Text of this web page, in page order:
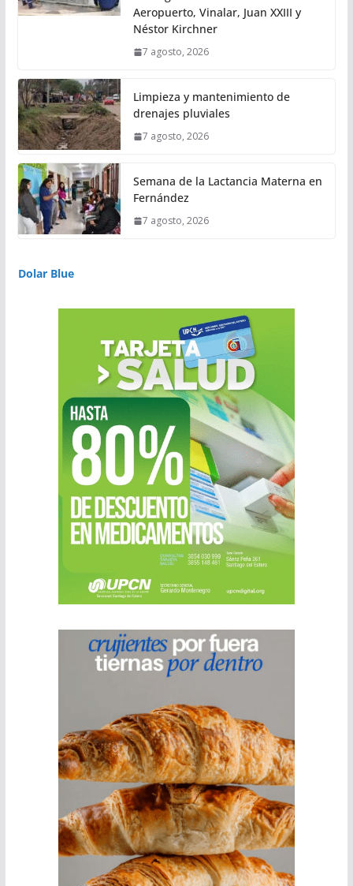
Aeropuerto, Vinalar, Juan XXIII y
Néstor Kirchner
7 agosto, 2026
Limpieza y mantenimiento de
drenajes pluviales
7 agosto, 2026
Semana de la Lactancia Materna en
Fernández
7 agosto, 2026
Dolar Blue